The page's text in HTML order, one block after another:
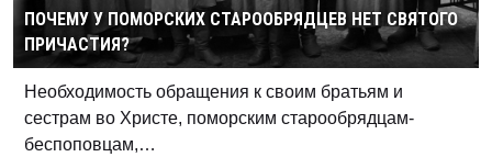
ПОЧЕМУ У ПОМОРСКИХ СТАРООБРЯДЦЕВ НЕТ СВЯТОГО
ПРИЧАСТИЯ?
Необходимость обращения к своим братьям и
сестрам во Христе, поморским старообрядцам-
беспоповцам,…